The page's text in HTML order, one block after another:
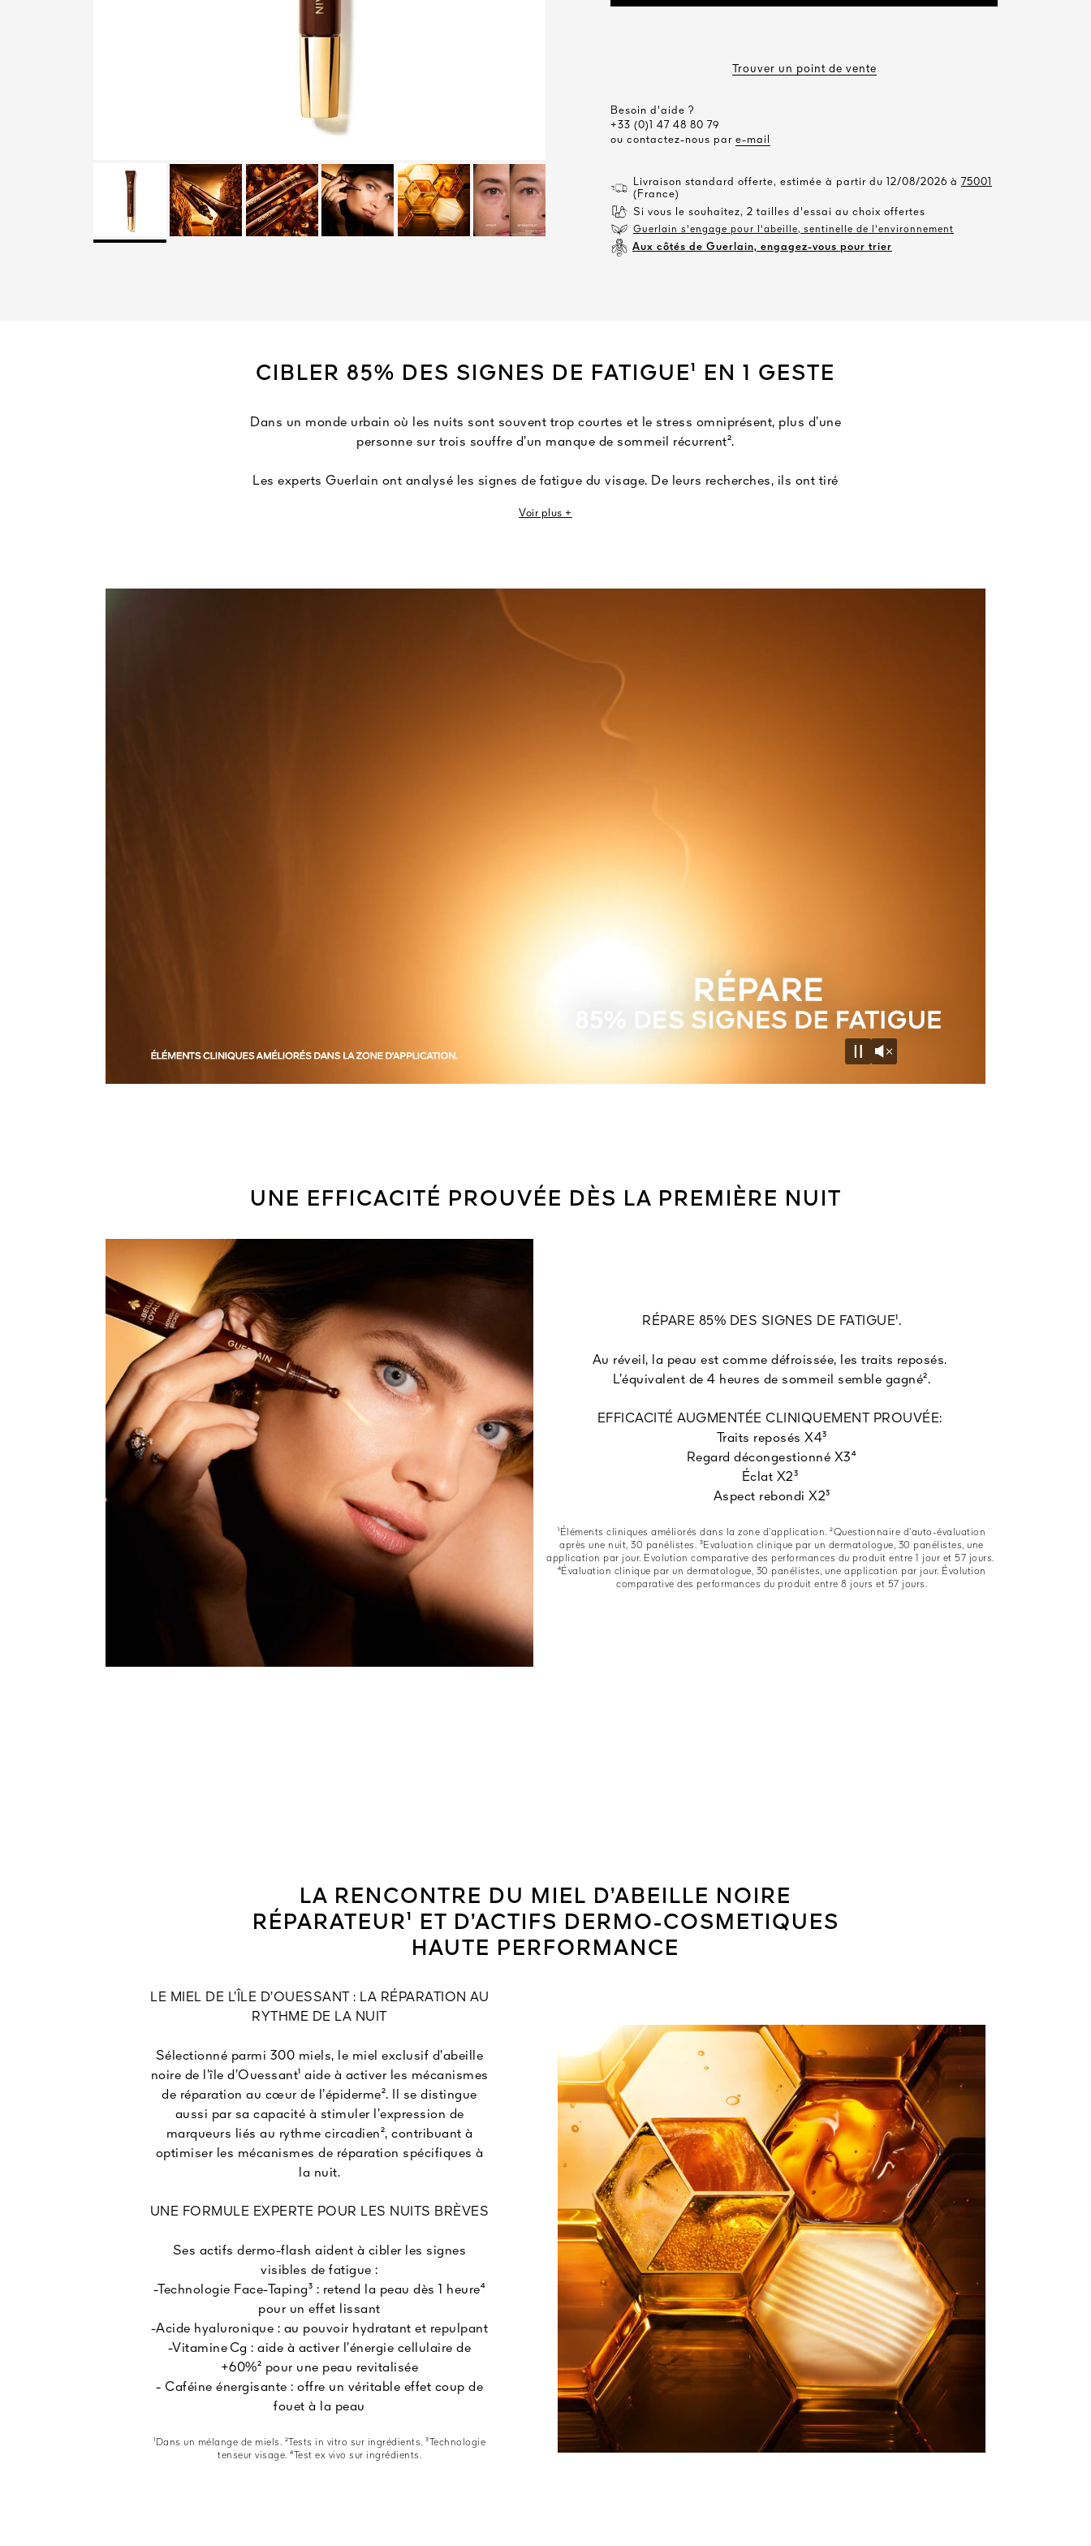
Trouver un point de vente
Besoin d'aide ?
+33 (0)1 47 48 80 79
ou contactez-nous par e-mail
Livraison standard offerte, estimée à partir du 12/08/2026 à 75001
(France)
Si vous le souhaitez, 2 tailles d'essai au choix offertes
Guerlain s'engage pour l'abeille, sentinelle de l'environnement
Aux côtés de Guerlain, engagez-vous pour trier
CIBLER 85% DES SIGNES DE FATIGUE¹ EN 1 GESTE
Dans un monde urbain où les nuits sont souvent trop courtes et le stress omniprésent, plus d’une
personne sur trois souffre d’un manque de sommeil récurrent².
Les experts Guerlain ont analysé les signes de fatigue du visage. De leurs recherches, ils ont tiré
les cernes, les poches, les paupières tombantes, les rides d’expression et le teint terne.
Face-Taping⁴ à trois actifs dermo-flash puissants pour une action ciblée.
Sa formule coup de fouet répare 85 % des signes visibles de fatigue¹.
Au réveil, les traits semblent défroissés. L’équivalent de 4 heures de sommeil semble gagné⁵.
¹Éléments cliniques améliorés dans la zone d’application. ²Étude des comportements consommateurs. ³Test in vitro sur
ingrédient, dans un mélange de miels. ⁴Technologie tenseur visage. ⁵Questionnaire d’auto-évaluation après une nuit, 30
Voir plus +
Pause
Unmute
UNE EFFICACITÉ PROUVÉE DÈS LA PREMIÈRE NUIT​
RÉPARE 85% DES SIGNES DE FATIGUE¹.​
Au réveil, la peau est comme défroissée, les traits reposés. ​
L’équivalent de 4 heures de sommeil semble gagné².​
EFFICACITÉ AUGMENTÉE CLINIQUEMENT PROUVÉE: ​
Traits reposés X4³​
Regard décongestionné X3⁴​
Éclat X2³ ​
Aspect rebondi X2³​
¹Éléments cliniques améliorés dans la zone d’application.​ ²Questionnaire d’auto-évaluation
après une nuit, 30 panélistes​. ³Evaluation clinique par un dermatologue, 30 panélistes, une
application par jour. Evolution comparative des performances du produit entre 1 jour et 57 jours. ​
⁴Évaluation clinique par un dermatologue, 30 panélistes, une application par jour. Évolution
comparative des performances du produit entre 8 jours et 57 jours.​
LA RENCONTRE DU MIEL D’ABEILLE NOIRE
RÉPARATEUR¹ ET D’ACTIFS DERMO-COSMETIQUES
HAUTE PERFORMANCE
LE MIEL DE L’ÎLE D’OUESSANT : LA RÉPARATION AU
RYTHME DE LA NUIT
Sélectionné parmi 300 miels, le miel exclusif d’abeille
noire de l’île d’Ouessant¹ aide à activer les mécanismes
de réparation au cœur de l’épiderme². Il se distingue
aussi par sa capacité à stimuler l’expression de
marqueurs liés au rythme circadien², contribuant à
optimiser les mécanismes de réparation spécifiques à
la nuit.
UNE FORMULE EXPERTE POUR LES NUITS BRÈVES
Ses actifs dermo-flash aident à cibler les signes
visibles de fatigue :
-Technologie Face-Taping³ : retend la peau dès 1 heure⁴
pour un effet lissant
-Acide hyaluronique : au pouvoir hydratant et repulpant
-Vitamine Cg : aide à activer l’énergie cellulaire de
+60%² pour une peau revitalisée
- Caféine énergisante : offre un véritable effet coup de
fouet à la peau
¹Dans un mélange de miels. ²Tests in vitro sur ingrédients. ³Technologie
tenseur visage. ⁴Test ex vivo sur ingrédients.